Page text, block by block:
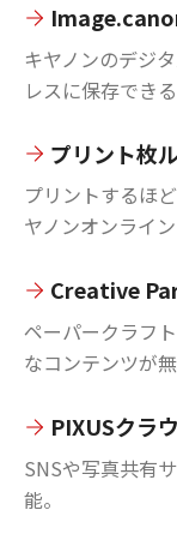
キヤノンのデジ
レスに保存でき
プリント枚ル
プリントするほ
ヤノンオンライ
Creative
ペーパークラフ
なコンテンツが
PIXUSクラ
SNSや写真共有
能。